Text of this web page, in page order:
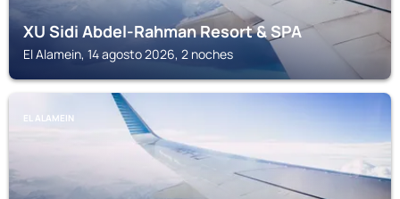
XU Sidi Abdel-Rahman Resort & SPA
El Alamein, 14 agosto 2026, 2 noches
EL ALAMEIN